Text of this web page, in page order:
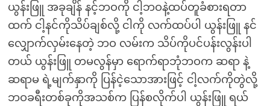
ယွန်းဖြူ အခုချိန် နင့်ဘဝကို ငါ့ဘဝနဲ့ထပ်တူခံစားရတာ
ထက် ငါ့နင်ကိုသိပ်ချစ်လို့ ငါကို လက်ထပ်ပါ ယွန်းဖြူ နင်
လျှောက်လှမ်းနေတဲ့ ဘဝ လမ်းက သိပ်ကိုပင်ပန်းလွန်းပါ
တယ် ယွန်းဖြူ တမလွန်မှာ ရောက်ရာဘုံဘဝက ဆရာ နဲ့
ဆရာမ ရဲ့မျက်နှာကို ပြန်ငဲ့သောအားဖြင့် ငါ့လက်ကိုတွဲလို့
ဘဝခရီးတစ်ခုကိုအသစ်က ပြန်စလိုက်ပါ ယွန်းဖြူ ရယ်